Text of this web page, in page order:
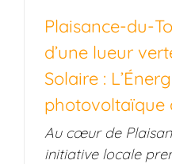
Plaisance-du-
d’une lueur
Solaire :
photovoltaïque
Au cœur de
initiative locale